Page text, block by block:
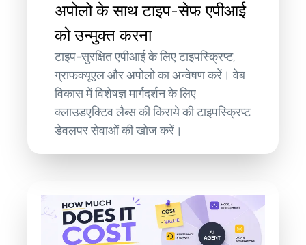
अपोलो के साथ टाइप-सेफ एपीआई
को उन्मुक्त करना
टाइप-सुरक्षित एपीआई के लिए टाइपस्क्रिप्ट,
ग्राफक्यूएल और अपोलो का अन्वेषण करें। वेब
विकास में विशेषज्ञ मार्गदर्शन के लिए
क्लाउडएक्टिव लैब्स की किराये की टाइपस्क्रिप्ट
डेवलपर सेवाओं की खोज करें।